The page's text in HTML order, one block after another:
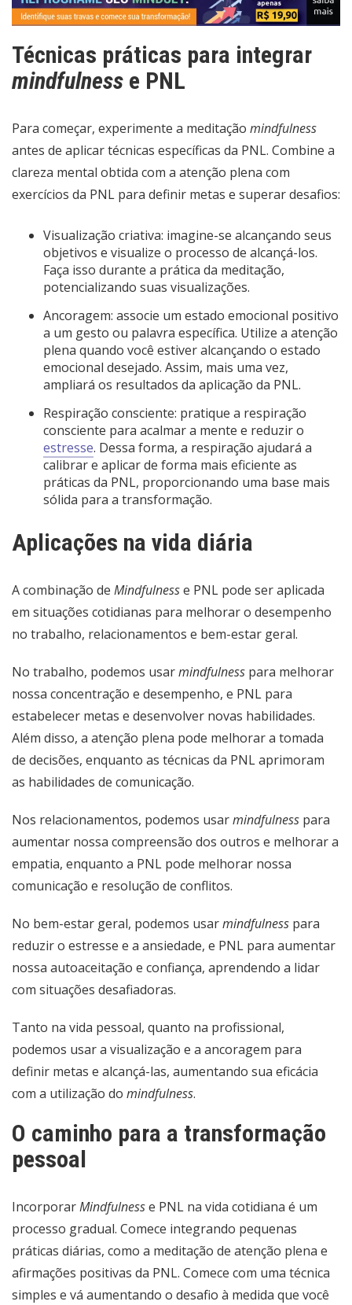
Técnicas práticas para integrar
mindfulness e PNL
Para começar, experimente a meditação mindfulness
antes de aplicar técnicas específicas da PNL. Combine a
clareza mental obtida com a atenção plena com
exercícios da PNL para definir metas e superar desafios:
Visualização criativa: imagine-se alcançando seus
objetivos e visualize o processo de alcançá-los.
Faça isso durante a prática da meditação,
potencializando suas visualizações.
Ancoragem: associe um estado emocional positivo
a um gesto ou palavra específica. Utilize a atenção
plena quando você estiver alcançando o estado
emocional desejado. Assim, mais uma vez,
ampliará os resultados da aplicação da PNL.
Respiração consciente: pratique a respiração
consciente para acalmar a mente e reduzir o
estresse. Dessa forma, a respiração ajudará a
calibrar e aplicar de forma mais eficiente as
práticas da PNL, proporcionando uma base mais
sólida para a transformação.
Aplicações na vida diária
A combinação de Mindfulnesse PNL pode ser aplicada
em situações cotidianas para melhorar o desempenho
no trabalho, relacionamentos e bem-estar geral.
No trabalho, podemos usarmindfulness para melhorar
nossa concentração e desempenho, e PNL para
estabelecer metas e desenvolver novas habilidades.
Além disso, a atenção plena pode melhorar a tomada
de decisões, enquanto as técnicas da PNL aprimoram
as habilidades de comunicação.
Nos relacionamentos, podemos usarmindfulness para
aumentar nossa compreensão dos outros e melhorar a
empatia, enquanto a PNL pode melhorar nossa
comunicação e resolução de conflitos.
No bem-estar geral, podemos usarmindfulness para
reduzir o estresse e a ansiedade, e PNL para aumentar
nossa autoaceitação e confiança, aprendendo a lidar
com situações desafiadoras.
Tanto na vida pessoal, quanto na profissional,
podemos usar a visualização e a ancoragem para
definir metas e alcançá-las, aumentando sua eficácia
com a utilização do mindfulness.
O caminho para a transformação
pessoal
IncorporarMindfulnesse PNL na vida cotidiana é um
processo gradual. Comece integrando pequenas
práticas diárias, como a meditação de atenção plena e
afirmações positivas da PNL. Comece com uma técnica
simples e vá aumentando o desafio à medida que você